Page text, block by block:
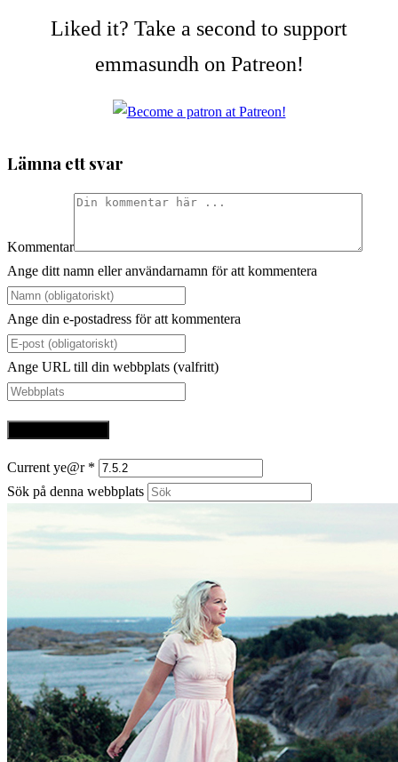
Liked it? Take a second to support
emmasundh on Patreon!
Lämna ett svar
Kommentar
Ange ditt namn eller användarnamn för att kommentera
Ange din e-postadress för att kommentera
Ange URL till din webbplats (valfritt)
Current ye@r *
Sök på denna webbplats